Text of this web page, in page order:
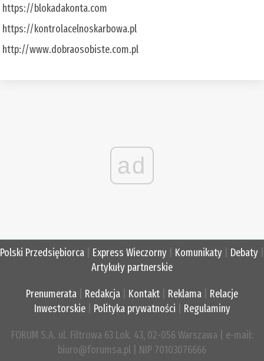
https://blokadakonta.com
https://kontrolacelnoskarbowa.pl
http://www.dobraosobiste.com.pl
ad
Polski Przedsiębiorca Express Wieczorny Komunikaty Debaty
Artykuły partnerskie
Prenumerata Redakcja Kontakt Reklama
Relacje
Inwestorskie| Polityka prywatności Regulaminy
FORUM S.A. ul. Filtrowa 63 Lok. 43, 02-056 Warszawa | e-mail:
biuro@forumsa.pl | NIP 70103076666